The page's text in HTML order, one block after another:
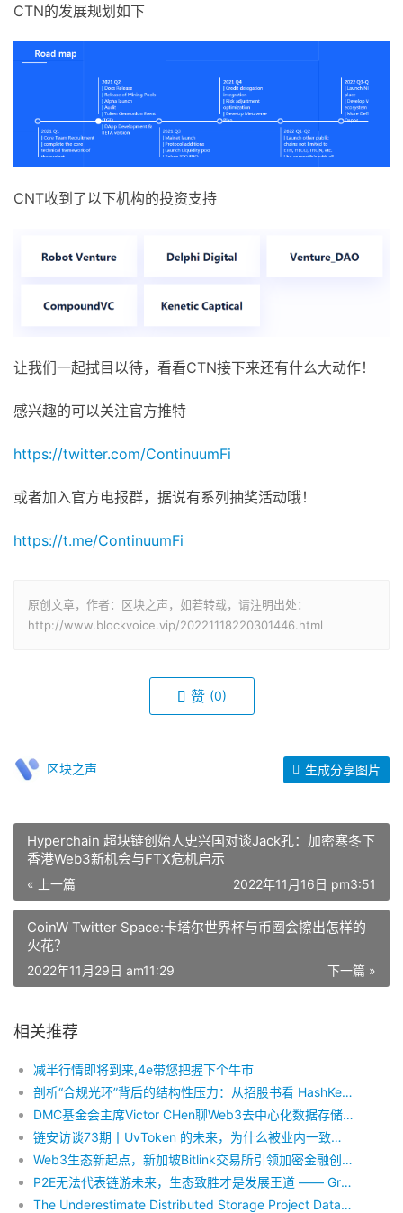
CTN的发展规划如下
CNT收到了以下机构的投资支持
让我们一起拭目以待，看看CTN接下来还有什么大动作！
感兴趣的可以关注官方推特
https://twitter.com/ContinuumFi
或者加入官方电报群，据说有系列抽奖活动哦！
https://t.me/ContinuumFi
原创文章，作者：区块之声，如若转载，请注明出处：
http://www.blockvoice.vip/20221118220301446.html
赞 (0)
区块之声 生成分享图片
Hyperchain 超块链创始人史兴国对谈Jack孔：加密寒冬下
香港Web3新机会与FTX危机启示
« 上一篇 2022年11月16日 pm3:51
CoinW Twitter Space:卡塔尔世界杯与币圈会擦出怎样的
火花？
下一篇 »
2022年11月29日 am11:29
相关推荐
减半行情即将到来,4e带您把握下个牛市
剖析“合规光环”背后的结构性压力：从招股书看 HashKey 的三类核心风险
DMC基金会主席Victor CHen聊Web3去中心化数据存储的现状与未来
链安访谈73期丨UvToken 的未来，为什么被业内一致看好
Web3生态新起点，新加坡Bitlink交易所引领加密金融创新
P2E无法代表链游未来，生态致胜才是发展王道 —— Green Card
The Underestimate Distributed Storage Project Datamall Chain（DMC）in 2023